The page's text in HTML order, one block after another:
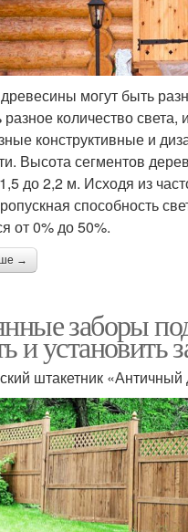
могут быть
разное количество света,
конструктивные и
Высота сегментов
до 2,2 м. Исходя из
способность
от 0% до 50%.
→
заборы
и установить
штакетник «Античный